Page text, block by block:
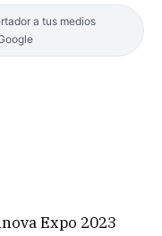
a tus medios
Expo 2023